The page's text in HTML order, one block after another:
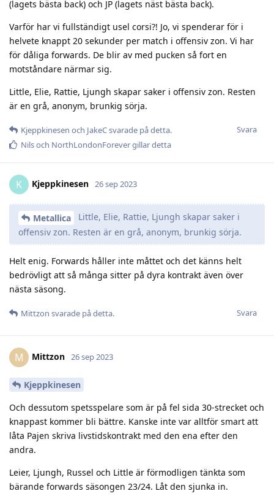
(lagets bästa back) och JP (lagets näst bästa back).
Varför har vi fullständigt usel corsi?! Jo, vi spenderar för i
helvete knappt 20 sekunder per match i offensiv zon. Vi har
för dåliga forwards. De blir av med pucken så fort en
motståndare närmar sig.
Little, Elie, Rattie, Ljungh skapar saker i offensiv zon. Resten
är en grå, anonym, brunkig sörja.
Svara
Kjeppkinesen och JakeCsvarade på detta.
Nilsoch NorthLondonForevergillar detta
K Kjeppkinesen 26 sep 2023
Metallica
Little, Elie, Rattie, Ljungh skapar saker i
offensiv zon. Resten är en grå, anonym, brunkig sörja.
Helt enig. Forwards håller inte måttet och det känns helt
bedrövligt att så många sitter på dyra kontrakt även över
nästa säsong.
Svara
Mittzon svarade på detta.
M Mittzon 26 sep 2023
Kjeppkinesen
Och dessutom spetsspelare som är på fel sida 30-strecket och
knappast kommer bli bättre. Kanske inte var alltför smart att
låta Pajen skriva livstidskontrakt med den ena efter den
andra.
Leier, Ljungh, Russel och Little är förmodligen tänkta som
bärande forwards säsongen 23/24. Låt den sjunka in.